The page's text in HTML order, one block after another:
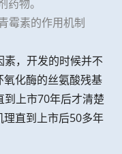
药物。
霉素的作用机制
素，开发的时候并不
氧化酶的丝氨酸残基
上市70年后才清楚
直到上市后50多年